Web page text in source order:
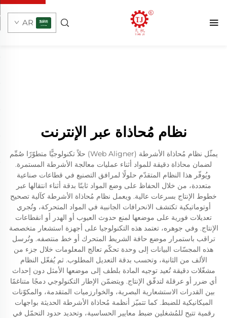
AR
نظام مُحاذاة عبر الإنترنت
يمثّل نظام مُحاذاة الأشرطة (Web Aligner) حلاً تكنولوجيًّا متطوّرًا صُمِّم
لضمان محاذاة دقيقة للمواد أثناء عمليات معالجة الأشرطة المستمرة.
ويُوفّر هذا النظام المتقدّم حلولًا لمرافق التصنيع في قطاعات صناعية
متعددة، من خلال الحفاظ على وضع المواد ثابتًا بدقة أثناء انتقالها عبر
خطوط الإنتاج بسرعات عالية. ويعمل نظام مُحاذاة الأشرطة كآلية تصحيح
أوتوماتيكية تكتشف الانحرافات الجانبية في المواد المتحركة، وتُجري
تعديلات فورية على موضعها لمنع حدوث العيوب أو الهدر أو انقطاعات
الإنتاج. وفي جوهره، تعتمد هذه التكنولوجيا على أجهزة استشعار متخصصة
تراقب باستمرار موضع حافة الشريط المتحرك أو خط منتصفه. وتُرسل
هذه المجسّات البيانات إلى وحدة تحكّم تعالج المعلومات خلال جزء من
الألف من الثانية، وتحسب بدقة التعديل المطلوب. ثم يُفعّل النظام
مشغّلات دقيقة تُعيد توجيه المادة بلطف إلى موضعها الأمثل دون إحداث
أي ضرر أو عرقلة لتدفّق الإنتاج. ويتضمّن الإطار التكنولوجي دمجًا متناغمًا
بين القدرات الاستشعارية البصرية، والخوارزميات المتقدمة، والمكوّنات
الميكانيكية للضبط. كما تتميّز أنظمة مُحاذاة الأشرطة الحديثة بواجهات
رقمية تتيح للمُشغلين ضبط معايير الحساسية، وتحديد حدود التحمّل في